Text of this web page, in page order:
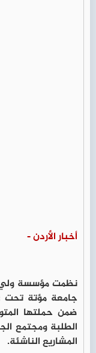
أخبار الأردن -
نظمت مؤسسة ولي
جامعة مؤتة تحت
ضمن حملتها
الطلبة ومجتمع
المشاريع الناشئة.